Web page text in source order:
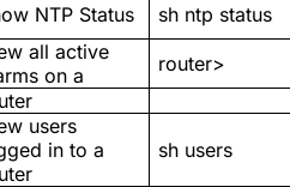
NTP Status
sh ntp status
all active
on a
router>
users
in to a
sh users